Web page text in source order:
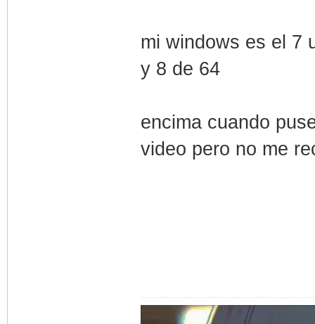
mi windows es el 7
y 8 de 64
encima cuando
video pero no me